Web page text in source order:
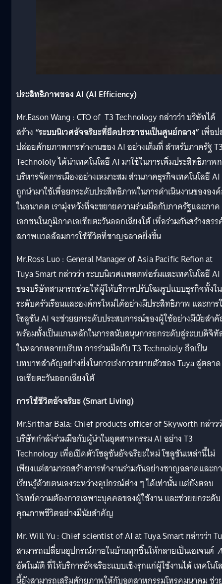
ประสิทธิภาพของAI (AI Efficiency)
Mr.Eason Wang : CTO of T3 Technology กล่าวว่า บริษัทได้
สร้าง “ระบบนิเวศอัจฉริยะที่ยึดประชาชนเป็นศูนย์กลาง” เพื่อ
ปล่อยศักยภาพการทำงานของ AI อย่างเต็มที่ สำหรับภาครัฐ
Technololy ได้นำเทคโนโลยี AI มาใช้ในการเพิ่มประสิทธิภาพ
บริหารจัดการเมืองอย่างเหมาะสม ส่วนภาคธุรกิจเทคโนโลยี AI
ถูกนำมาใช้เพื่อยกระดับประสิทธิภาพในการดำเนินงานขององ
ในอนาคต เรามุ่งหวังที่จะขยายความร่วมมือกับภาครัฐและภาค
เอกชนในภูมิภาคเอเชียตะวันออกเฉียงใต้ เพื่อร่วมกันสร้างสร
สภาพแวดล้อมการใช้ชีวิตที่ชาญฉลาดยิ่งขึ้น
Mr.Ross Luo : General Manager of Asia Pacific Refion at
Tuya Smart กล่าวว่า ระบบนิเวศแพลตฟอร์มและเทคโนโลยี AI
ของบริษัทสามารถช่วยให้ผู้ให้บริการปรับโฉมรูปแบบธุรกิจทั้งใน
ระดับครัวเรือนและองค์กรใหม่ได้อย่างมีประสิทธิภาพ และการ
โซลูชัน AI จะช่วยยกระดับประสบการณ์ของผู้ใช้อย่างมีนัยสำ
พร้อมทั้งเป็นแกนหลักในการสนับสนุนการยกระดับสู่ระบบดิจิทั
ในหลากหลายบริบท การร่วมมือกับ T3 Technololy ถือเป็น
บทบาทสำคัญอย่างยิ่งในการเร่งการขยายตัวของ Tuya สู่ตลาด
เอเชียตะวันออกเฉียงใต้
การใช้ชีวิตอัจฉริยะ (Smart Living)
Mr.Srithar Bala: Chief products officer of Skyworth กล่าว
บริษัทกำลังร่วมมือกับผู้นำในอุตสาหกรรม AI อย่าง T3
Technology เพื่อเปิดตัวโซลูชันอัจฉริยะใหม่ โซลูชันเหล่านี้ไม่
เพียงแต่สามารถสร้างการทำงานร่วมกันอย่างชาญฉลาดและก
เรียนรู้ด้วยตนเองระหว่างอุปกรณ์ต่าง ๆ ได้เท่านั้น แต่ยังตอบ
โจทย์ความต้องการเฉพาะบุคคลของผู้ใช้งาน และช่วยยกระดับ
คุณภาพชีวิตอย่างมีนัยสำคัญ
Mr. Will Yu : Chief scientist of AI at Tuya Smart กล่าวว่า
สามารถเปลี่ยนอุปกรณ์ภายในบ้านทุกชิ้นให้กลายเป็นเอเจนต์
อัตโนมัติ ที่ให้บริการอัจฉริยะแบบเชิงรุกแก่ผู้ใช้งานได้ เทคโนโ
นี้ยังสามารถเสริมศักยภาพให้กับอุตสาหกรรมโทรคมนาคม ช่ว